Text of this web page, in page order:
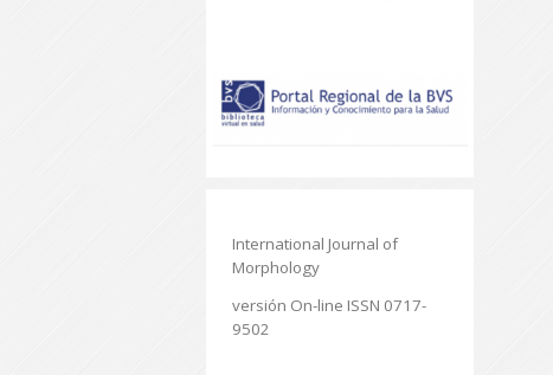
International Journal of
Morphology
versión On-line ISSN 0717-
9502